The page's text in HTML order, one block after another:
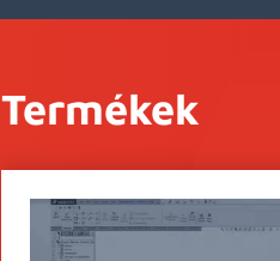
Termékek